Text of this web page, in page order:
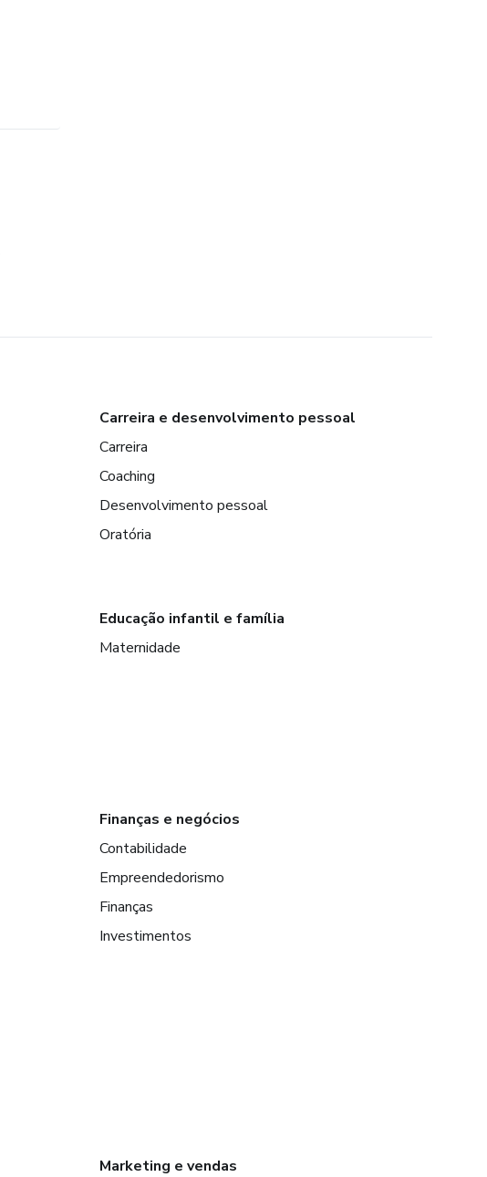
Carreira e desenvolvimento pessoal
Carreira
Coaching
Desenvolvimento pessoal
Oratória
Educação infantil e família
Maternidade
Finanças e negócios
Contabilidade
Empreendedorismo
Finanças
Investimentos
Marketing e vendas